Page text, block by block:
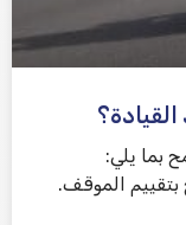
بما يلي:
الموقف.